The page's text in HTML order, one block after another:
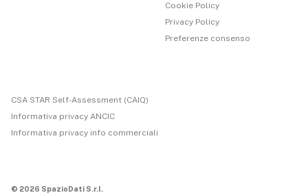
Cookie Policy
Privacy Policy
Preferenze consenso
CSA STAR Self-Assessment (CAIQ)
Informativa privacy ANCIC
Informativa privacy info commerciali
© 2026 SpazioDati S.r.l.